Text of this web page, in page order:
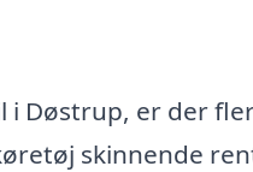
Døstrup, er der
skinnende